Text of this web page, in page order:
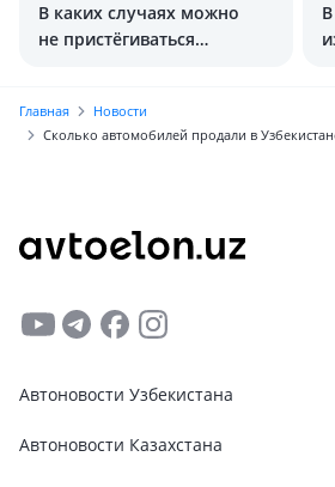
В каких случаях можно
не пристёгиваться
Главная
Новости
Сколько автомобилей продали в
Автоновости Узбекистана
Автоновости Казахстана